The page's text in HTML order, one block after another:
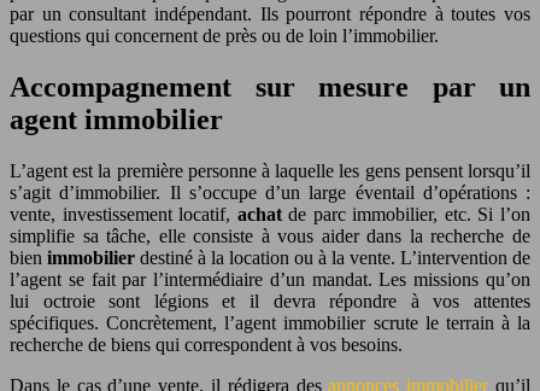
par un consultant indépendant. Ils pourront répondre à toutes vos
questions qui concernent de près ou de loin l’immobilier.
Accompagnement sur mesure par un
agent immobilier
L’agent est la première personne à laquelle les gens pensent lorsqu’il
s’agit d’immobilier. Il s’occupe d’un large éventail d’opérations :
vente, investissement locatif, achatde parc immobilier, etc. Si l’on
simplifie sa tâche, elle consiste à vous aider dans la recherche de
bien immobilier destiné à la location ou à la vente. L’intervention de
l’agent se fait par l’intermédiaire d’un mandat. Les missions qu’on
lui octroie sont légions et il devra répondre à vos attentes
spécifiques. Concrètement, l’agent immobilier scrute le terrain à la
recherche de biens qui correspondent à vos besoins.
Dans le cas d’une vente, il rédigera desannonces immobilierqu’il